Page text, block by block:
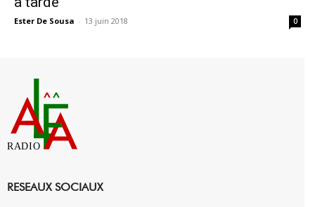
Ester De Sousa - 13 juin 2018 0
RADIO
RESEAUX SOCIAUX